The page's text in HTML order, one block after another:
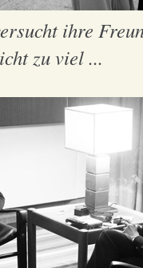
ihre
zu viel ...